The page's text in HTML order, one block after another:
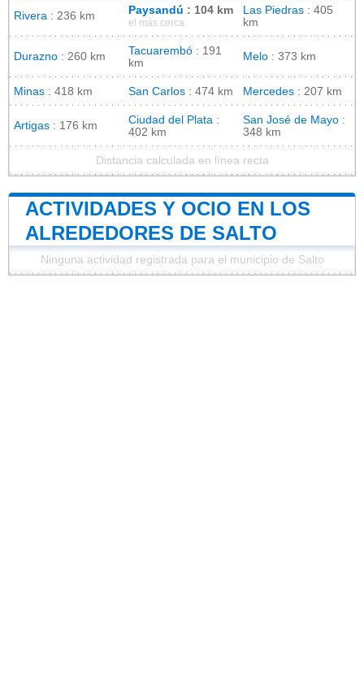
Rivera : 236 km Paysandú : 104 km
el más cerca
Las Piedras : 405
km
Durazno : 260 km Tacuarembó : 191
km
Melo : 373 km
Minas : 418 km San Carlos : 474 km Mercedes : 207 km
Artigas : 176 km Ciudad del Plata :
402 km
San José de Mayo :
348 km
Distancia calculada en línea recta
ACTIVIDADES Y OCIO EN LOS
ALREDEDORES DE SALTO
Ninguna actividad registrada para el municipio de Salto